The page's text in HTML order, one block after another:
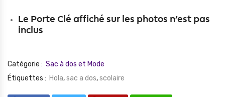
Le Porte Clé affiché sur les photos n’est pas
inclus
Catégorie : Sac à dos et Mode
Étiquettes : Hola,sac a dos,scolaire